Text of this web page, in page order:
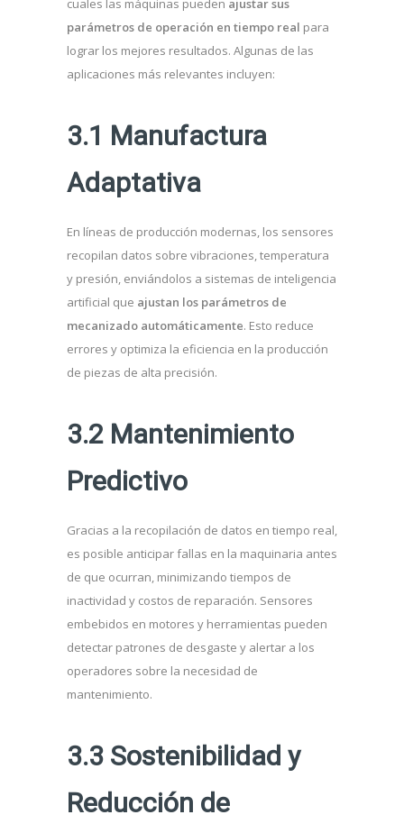
cuales las máquinas pueden ajustar sus
parámetros de operación en tiempo real para
lograr los mejores resultados. Algunas de las
aplicaciones más relevantes incluyen:
3.1 Manufactura
Adaptativa
En líneas de producción modernas, los sensores
recopilan datos sobre vibraciones, temperatura
y presión, enviándolos a sistemas de inteligencia
artificial que ajustan los parámetros de
mecanizado automáticamente. Esto reduce
errores y optimiza la eficiencia en la producción
de piezas de alta precisión.
3.2 Mantenimiento
Predictivo
Gracias a la recopilación de datos en tiempo real,
es posible anticipar fallas en la maquinaria antes
de que ocurran, minimizando tiempos de
inactividad y costos de reparación. Sensores
embebidos en motores y herramientas pueden
detectar patrones de desgaste y alertar a los
operadores sobre la necesidad de
mantenimiento.
3.3 Sostenibilidad y
Reducción de